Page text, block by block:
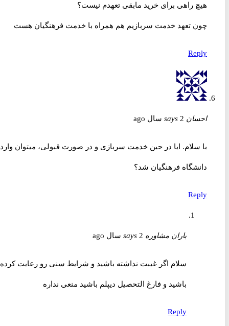
هیچ راهی برای خرید مابقی تعهدم نیست؟
چون تعهد خدمت سربازیم هم همراه با خدمت فرهنگیان هست
Reply
احسان says 2 سال ago
با سلام. ایا در حین خدمت سربازی و در صورت قبولی، میتوان وارد
دانشگاه فرهنگیان شد؟
Reply
باران مشاوره says 2 سال ago
سلام اگر غیبت نداشته باشید و شرایط سنی رو رعایت کرده
باشید و فارغ التحصیل دیپلم باشید منعی نداره
Reply